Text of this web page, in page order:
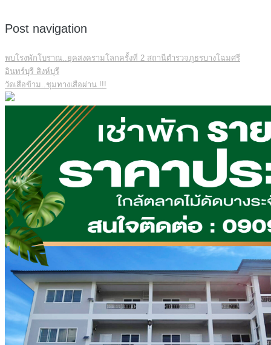
Post navigation
พบโรงพักโบราณ..ยุคสงครามโลกครั้งที่ 2 สถานีตำรวจภูธรบางโฉมศรี
อินทร์บุรี สิงห์บุรี
วัดเสือข้าม..ชุมทางเสือผ่าน !!!